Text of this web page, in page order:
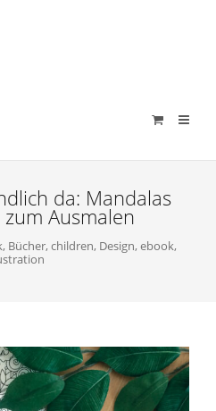
da: Mandalas
Ausmalen
, Bücher,children, Design,ebook,